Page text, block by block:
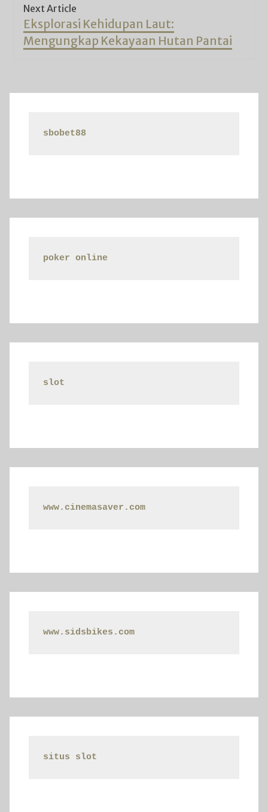
Next Article
Next
post:
Eksplorasi Kehidupan Laut:
Mengungkap Kekayaan Hutan Pantai
sbobet88
poker online
slot
www.cinemasaver.com
www.sidsbikes.com
situs slot